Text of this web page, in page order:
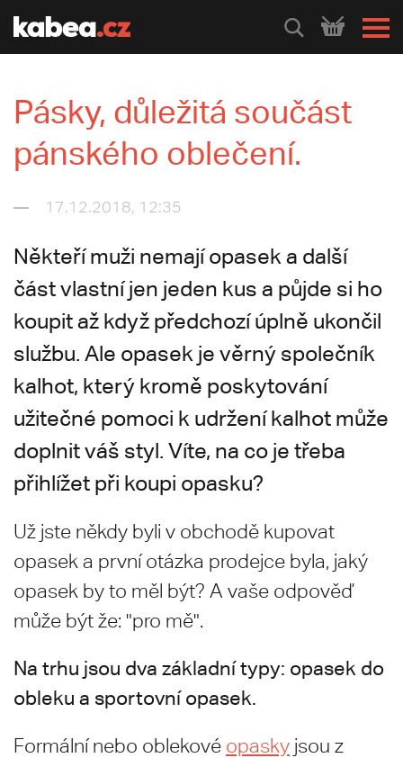
HLEDEJ
Pásky, důležitá součást
pánského oblečení.
17.12.2018, 12:35
Někteří muži nemají opasek a další
část vlastní jen jeden kus a půjde si ho
koupit až když předchozí úplně ukončil
službu. Ale opasek je věrný společník
kalhot, který kromě poskytování
užitečné pomoci k udržení kalhot může
doplnit váš styl. Víte, na co je třeba
přihlížet při koupi opasku?
Už jste někdy byli v obchodě kupovat
opasek a první otázka prodejce byla, jaký
opasek by to měl být? A vaše odpověď
může být že: "pro mě".
Na trhu jsou dva základní typy: opasek do
obleku a sportovní opasek.
Formální nebo oblekové opasky jsou z